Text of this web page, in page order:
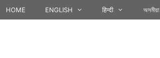
HOME ENGLISH हिन्दी অসমীয়া